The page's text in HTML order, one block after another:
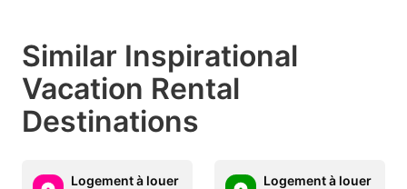
Similar Inspirational
Vacation Rental
Destinations
Logement à louer
Logement à louer